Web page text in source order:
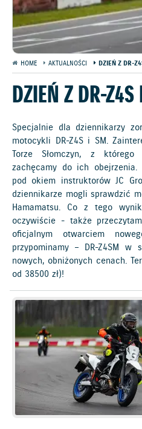
HOME AKTUALNOŚCI DZIEŃ Z DR-
DZIEŃ Z DR-
Specjalnie dla dziennikarzy
motocykli DR-Z4S i SM.
Torze Słomczyn, z
zachęcamy do ich obejrzenia.
pod okiem instruktorów JC
dziennikarze mogli sprawdzić
Hamamatsu. Co z tego
oczywiście - także
oficjalnym otwarciem
przypominamy – DR-Z4SM
nowych, obniżonych cenach.
od 38 500 zł)!